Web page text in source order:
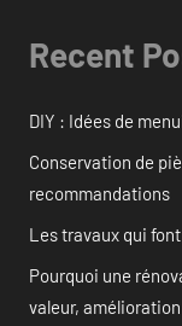
Recent
DIY : Idées de
Conservation de
recommandations
Les travaux qui
Pourquoi une
valeur,